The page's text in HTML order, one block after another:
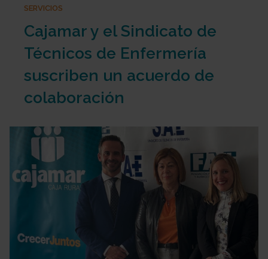
SERVICIOS
Cajamar y el Sindicato de
Técnicos de Enfermería
suscriben un acuerdo de
colaboración